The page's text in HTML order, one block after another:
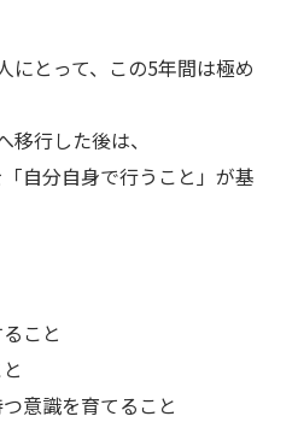
にとって、この5年間は極め
行した後は、
自分自身で行うこと」が基
こと
意識を育てること